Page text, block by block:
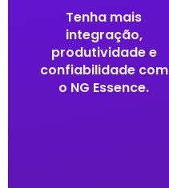
Tenha mais
integração,
produtividade e
confiabilidade com
o NG Essence.